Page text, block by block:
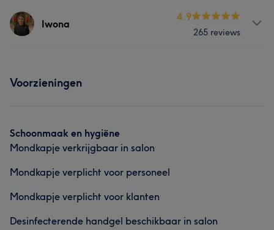
Gezicht
Professioneel 12
Behandelingen
Professioneel 38 Uitzonderlijk
Vakkundig
Iwona
4.9
265 reviews
Nagels
Wat onze klanten zeggen over Iwona
Professioneel 30 Vakkundig
Zorgzaam
Voorzieningen
Schoonmaak en hygiëne
Mondkapje verkrijgbaar in salon
Mondkapje verplicht voor personeel
Mondkapje verplicht voor klanten
Desinfecterende handgel beschikbaar in salon